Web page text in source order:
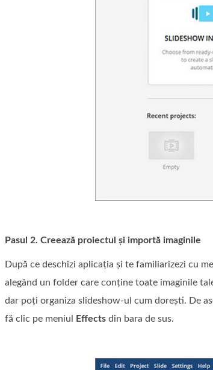
Pasul 2. Creează proiectul și importă imaginile
După ce deschizi aplicația și te familiarizezi cu
alegând un folder care conține toate imaginile
dar poți organiza slideshow‑ul cum dorești. De
fă clic pe meniul
Effects din bara de sus.